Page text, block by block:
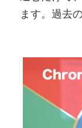
ます。過去